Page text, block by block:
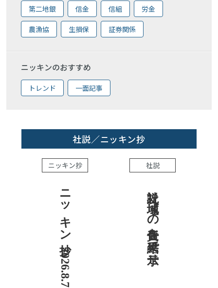
第二地銀 信金 信組 労金
農漁協 生損保 証券関係
ニッキンのおすすめ
トレンド 一面記事
社説／ニッキン抄
ニッキン抄
ニッキン抄 2026.8.7
社説
社説 地域への責任を結果で示せ